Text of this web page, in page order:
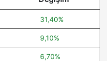
31,40%
9,10%
6,70%